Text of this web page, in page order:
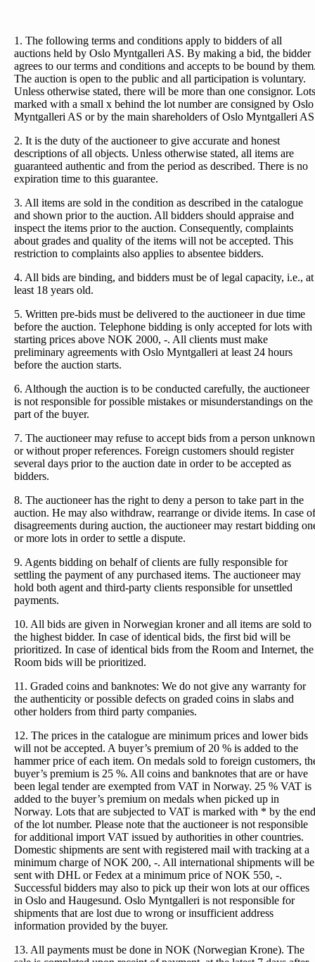
1. The following terms and conditions apply to bidders of all
auctions held by Oslo Myntgalleri AS. By making a bid, the bidder
agrees to our terms and conditions and accepts to be bound by
The auction is open to the public and all participation is voluntary.
Unless otherwise stated, there will be more than one consignor. Lots
marked with a small x behind the lot number are consigned by Oslo
Myntgalleri AS or by the main shareholders of Oslo Myntgalleri
2. It is the duty of the auctioneer to give accurate and honest
descriptions of all objects. Unless otherwise stated, all items are
guaranteed authentic and from the period as described. There is no
expiration time to this guarantee.
3. All items are sold in the condition as described in the catalogue
and shown prior to the auction. All bidders should appraise and
inspect the items prior to the auction. Consequently, complaints
about grades and quality of the items will not be accepted. This
restriction to complaints also applies to absentee bidders.
4. All bids are binding, and bidders must be of legal capacity, i.e., at
least 18 years old.
5. Written pre-bids must be delivered to the auctioneer in due time
before the auction. Telephone bidding is only accepted for lots with
starting prices above NOK 2000, -. All clients must make
preliminary agreements with Oslo Myntgalleri at least 24 hours
before the auction starts.
6. Although the auction is to be conducted carefully, the auctioneer
is not responsible for possible mistakes or misunderstandings on the
part of the buyer.
7. The auctioneer may refuse to accept bids from a person unknown
or without proper references. Foreign customers should register
several days prior to the auction date in order to be accepted as
bidders.
8. The auctioneer has the right to deny a person to take part in the
auction. He may also withdraw, rearrange or divide items. In case of
disagreements during auction, the auctioneer may restart bidding
or more lots in order to settle a dispute.
9. Agents bidding on behalf of clients are fully responsible for
settling the payment of any purchased items. The auctioneer may
hold both agent and third-party clients responsible for unsettled
payments.
10. All bids are given in Norwegian kroner and all items are sold to
the highest bidder. In case of identical bids, the first bid will be
prioritized. In case of identical bids from the Room and Internet, the
Room bids will be prioritized.
11. Graded coins and banknotes: We do not give any warranty for
the authenticity or possible defects on graded coins in slabs and
other holders from third party companies.
12. The prices in the catalogue are minimum prices and lower bids
will not be accepted. A buyer’s premium of 20 % is added to the
hammer price of each item. On medals sold to foreign customers,
buyer’s premium is 25 %. All coins and banknotes that are or have
been legal tender are exempted from VAT in Norway. 25 % VAT is
added to the buyer’s premium on medals when picked up in
Norway. Lots that are subjected to VAT is marked with * by the end
of the lot number. Please note that the auctioneer is not responsible
for additional import VAT issued by authorities in other countries.
Domestic shipments are sent with registered mail with tracking at a
minimum charge of NOK 200, -. All international shipments will be
sent with DHL or Fedex at a minimum price of NOK 550, -.
Successful bidders may also to pick up their won lots at our offices
in Oslo and Haugesund. Oslo Myntgalleri is not responsible for
shipments that are lost due to wrong or insufficient address
information provided by the buyer.
13. All payments must be done in NOK (Norwegian Krone). The